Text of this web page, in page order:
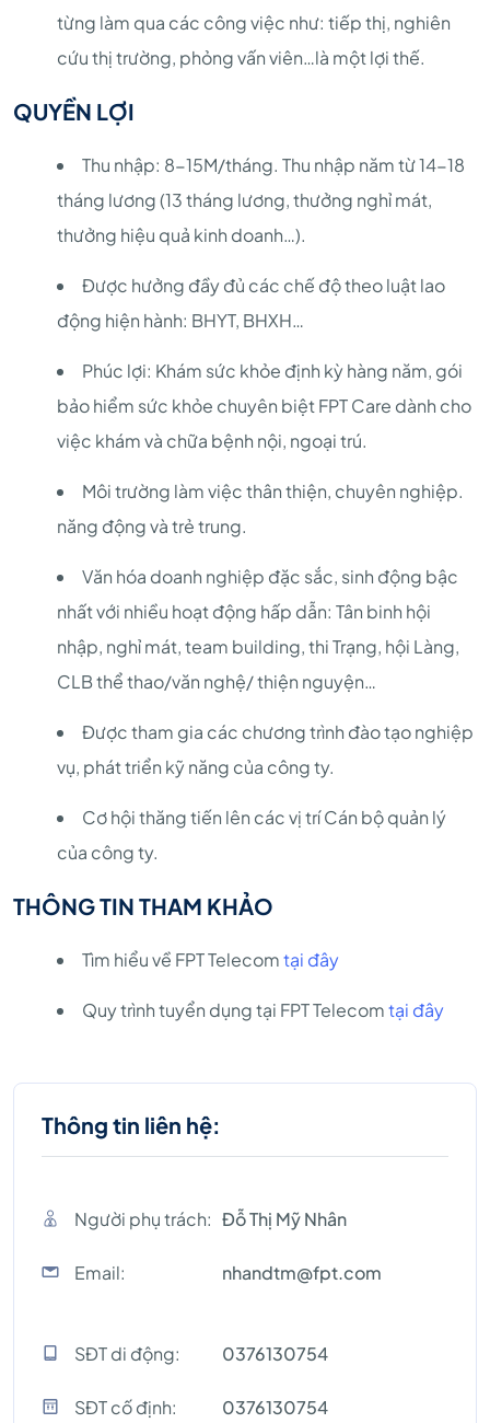
từng làm qua các công việc như: tiếp thị, nghiên
cứu thị trường, phỏng vấn viên…là một lợi thế.
QUYỀN LỢI
Thu nhập: 8-15M/tháng. Thu nhập năm từ 14-18
tháng lương (13 tháng lương, thưởng nghỉ mát,
thưởng hiệu quả kinh doanh…).
Được hưởng đầy đủ các chế độ theo luật lao
động hiện hành: BHYT, BHXH…
Phúc lợi: Khám sức khỏe định kỳ hàng năm, gói
bảo hiểm sức khỏe chuyên biệt FPT Care dành cho
việc khám và chữa bệnh nội, ngoại trú.
Môi trường làm việc thân thiện, chuyên nghiệp.
năng động và trẻ trung.
Văn hóa doanh nghiệp đặc sắc, sinh động bậc
nhất với nhiều hoạt động hấp dẫn: Tân binh hội
nhập, nghỉ mát, team building, thi Trạng, hội Làng,
CLB thể thao/văn nghệ/ thiện nguyện…
Được tham gia các chương trình đào tạo nghiệp
vụ, phát triển kỹ năng của công ty.
Cơ hội thăng tiến lên các vị trí Cán bộ quản lý
của công ty.
THÔNG TIN THAM KHẢO
Tìm hiểu về FPT Telecomtại đây
Quy trình tuyển dụng tại FPT Telecomtại đây
Thông tin liên hệ:
Người phụ trách: Đỗ Thị Mỹ Nhân
Email: nhandtm@fpt.com
SĐT di động: 0376130754
SĐT cố định: 0376130754